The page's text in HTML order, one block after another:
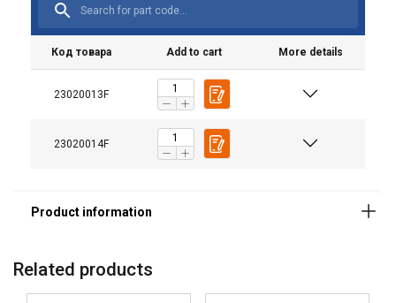
Код товара Add to cart More details
23020013F
23020014F
Related products
innymi informacjami, które im
przekazałeś lub które zebrali w wyniku
korzystania przez Ciebie z ich usług.
Polityka prywatności
Niezbędne Wydajność
Niesklasyfikowane